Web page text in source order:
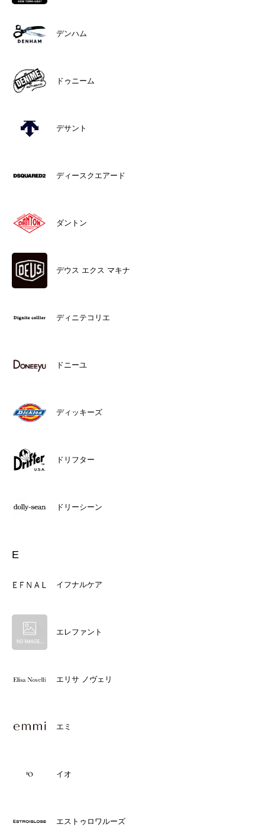
デンハム
ドゥニーム
デサント
ディースクエアード
ダントン
デウス エクス マキナ
ディニテコリエ
ドニーユ
ディッキーズ
ドリフター
ドリーシーン
E
イフナルケア
エレファント
エリサ ノヴェリ
エミ
イオ
エストゥロワルーズ